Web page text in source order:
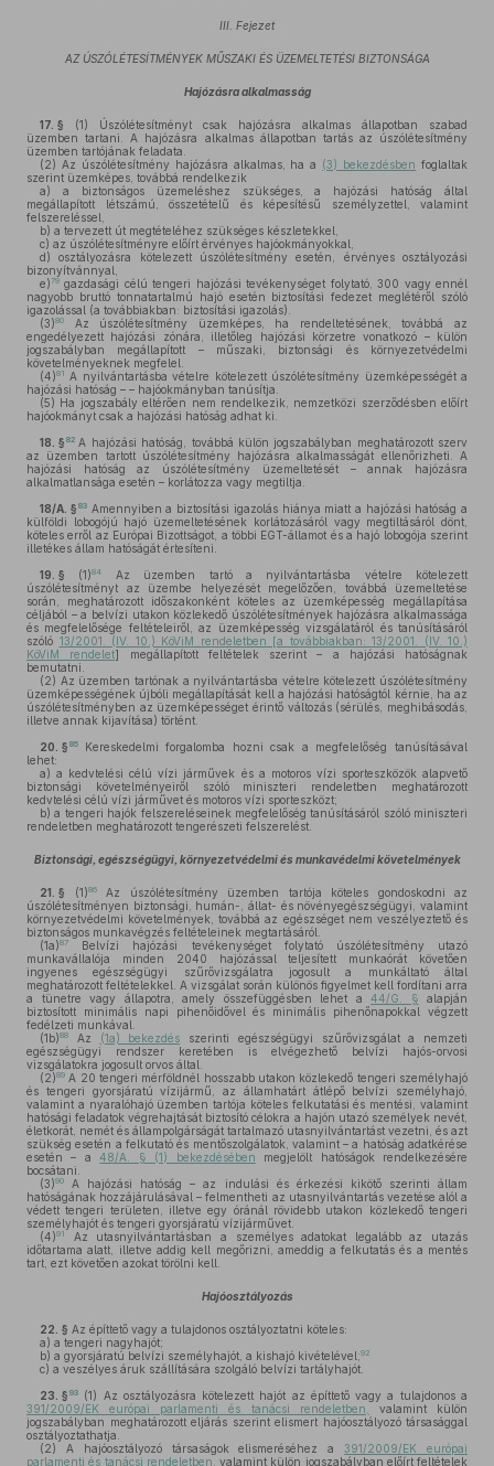
III. Fejezet
AZ ÚSZÓLÉTESÍTMÉNYEK MŰSZAKI ÉS ÜZEMELTETÉSI BIZTONSÁGA
Hajózásra alkalmasság
17. § (1) Úszólétesítményt csak hajózásra alkalmas állapotban szabad
üzemben tartani. A hajózásra alkalmas állapotban tartás az úszólétesítmény
üzemben tartójának feladata.
(2) Az úszólétesítmény hajózásra alkalmas, ha a (3) bekezdésben foglaltak
szerint üzemképes, továbbá rendelkezik
a) a biztonságos üzemeléshez szükséges, a hajózási hatóság által
megállapított létszámú, összetételű és képesítésű személyzettel, valamint
felszereléssel,
b) a tervezett út megtételéhez szükséges készletekkel,
c) az úszólétesítményre előírt érvényes hajóokmányokkal,
d) osztályozásra kötelezett úszólétesítmény esetén, érvényes osztályozási
bizonyítvánnyal,
e)79 gazdasági célú tengeri hajózási tevékenységet folytató, 300 vagy ennél
nagyobb bruttó tonnatartalmú hajó esetén biztosítási fedezet meglétéről szóló
igazolással (a továbbiakban: biztosítási igazolás).
(3)80
Az úszólétesítmény üzemképes, ha rendeltetésének, továbbá az
engedélyezett hajózási zónára, illetőleg hajózási körzetre vonatkozó – külön
jogszabályban megállapított – műszaki, biztonsági és környezetvédelmi
követelményeknek megfelel.
(4)81 A nyilvántartásba vételre kötelezett úszólétesítmény üzemképességét a
hajózási hatóság – – hajóokmányban tanúsítja.
(5) Ha jogszabály eltérően nem rendelkezik, nemzetközi szerződésben előírt
hajóokmányt csak a hajózási hatóság adhat ki.
18. § 82 A hajózási hatóság, továbbá külön jogszabályban meghatározott szerv
az üzemben tartott úszólétesítmény hajózásra alkalmasságát ellenőrizheti. A
hajózási hatóság az úszólétesítmény üzemeltetését – annak hajózásra
alkalmatlansága esetén – korlátozza vagy megtiltja.
18/A. § 83 Amennyiben a biztosítási igazolás hiánya miatt a hajózási hatóság a
külföldi lobogójú hajó üzemeltetésének korlátozásáról vagy megtiltásáról dönt,
köteles erről az Európai Bizottságot, a többi EGT-államot és a hajó lobogója szerint
illetékes állam hatóságát értesíteni.
19. § (1)84
Az üzemben tartó a nyilvántartásba vételre kötelezett
úszólétesítményt az üzembe helyezését megelőzően, továbbá üzemeltetése
során, meghatározott időszakonként köteles az üzemképesség megállapítása
céljából – a belvízi utakon közlekedő úszólétesítmények hajózásra alkalmassága
és megfelelősége feltételeiről, az üzemképesség vizsgálatáról és tanúsításáról
szóló 13/2001. (IV. 10.) KöViM rendeletben [a továbbiakban: 13/2001. (IV. 10.)
KöViM rendelet] megállapított feltételek szerint – a hajózási hatóságnak
bemutatni.
(2) Az üzemben tartónak a nyilvántartásba vételre kötelezett úszólétesítmény
üzemképességének újbóli megállapítását kell a hajózási hatóságtól kérnie, ha az
úszólétesítményben az üzemképességet érintő változás (sérülés, meghibásodás,
illetve annak kijavítása) történt.
20. § 85
Kereskedelmi forgalomba hozni csak a megfelelőség tanúsításával
lehet:
a) a kedvtelési célú vízi járművek és a motoros vízi sporteszközök alapvető
biztonsági követelményeiről szóló miniszteri rendeletben meghatározott
kedvtelési célú vízi járművet és motoros vízi sporteszközt;
b) a tengeri hajók felszereléseinek megfelelőség tanúsításáról szóló miniszteri
rendeletben meghatározott tengerészeti felszerelést.
Biztonsági, egészségügyi, környezetvédelmi és munkavédelmi követelmények
21. § (1)86Az úszólétesítmény üzemben tartója köteles gondoskodni az
úszólétesítményen biztonsági, humán-, állat- és növényegészségügyi, valamint
környezetvédelmi követelmények, továbbá az egészséget nem veszélyeztető és
biztonságos munkavégzés feltételeinek megtartásáról.
(1a)87
Belvízi hajózási tevékenységet folytató úszólétesítmény utazó
munkavállalója minden 2040 hajózással teljesített munkaórát követően
ingyenes egészségügyi szűrővizsgálatra jogosult a munkáltató által
meghatározott feltételekkel. A vizsgálat során különös figyelmet kell fordítani arra
a tünetre vagy állapotra, amely összefüggésben lehet a 44/G. § alapján
biztosított minimális napi pihenőidővel és minimális pihenőnapokkal végzett
fedélzeti munkával.
(1b)88 Az (1a) bekezdés szerinti egészségügyi szűrővizsgálat a nemzeti
egészségügyi rendszer keretében is elvégezhető belvízi hajós-orvosi
vizsgálatokra jogosult orvos által.
(2)89 A 20 tengeri mérföldnél hosszabb utakon közlekedő tengeri személyhajó
és tengeri gyorsjáratú vízijármű, az államhatárt átlépő belvízi személyhajó,
valamint a nyaralóhajó üzemben tartója köteles felkutatási és mentési, valamint
hatósági feladatok végrehajtását biztosító célokra a hajón utazó személyek nevét,
életkorát, nemét és állampolgárságát tartalmazó utasnyilvántartást vezetni, és azt
szükség esetén a felkutató és mentőszolgálatok, valamint – a hatóság adatkérése
esetén – a48/A. § (1) bekezdésében megjelölt hatóságok rendelkezésére
bocsátani.
(3)90
A hajózási hatóság – az indulási és érkezési kikötő szerinti állam
hatóságának hozzájárulásával – felmentheti az utasnyilvántartás vezetése alól a
védett tengeri területen, illetve egy óránál rövidebb utakon közlekedő tengeri
személyhajót és tengeri gyorsjáratú vízijárművet.
(4)91
Az utasnyilvántartásban a személyes adatokat legalább az utazás
időtartama alatt, illetve addig kell megőrizni, ameddig a felkutatás és a mentés
tart, ezt követően azokat törölni kell.
Hajóosztályozás
22. § Az építtető vagy a tulajdonos osztályoztatni köteles:
a) a tengeri nagyhajót;
b) a gyorsjáratú belvízi személyhajót, a kishajó kivételével;92
c) a veszélyes áruk szállítására szolgáló belvízi tartályhajót.
23. § 93 (1) Az osztályozásra kötelezett hajót az építtető vagy a tulajdonos a
391/2009/EK európai parlamenti és tanácsi rendeletben,
valamint külön
jogszabályban meghatározott eljárás szerint elismert hajóosztályozó társasággal
osztályoztathatja.
(2) A hajóosztályozó társaságok elismeréséhez a391/2009/EK európai
parlamenti és tanácsi rendeletben, valamint külön jogszabályban előírt feltételek